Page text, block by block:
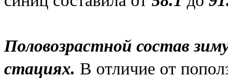
Половозрастной состав
стациях. В отличие от